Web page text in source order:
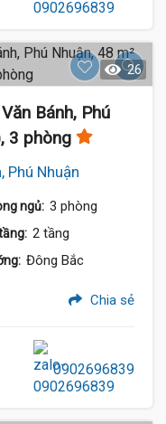
26
Bánh, Phú
3 phòng
Phú Nhuận
ngủ: 3 phòng
2 tầng
Đông Bắc
Chia sẻ
0902696839